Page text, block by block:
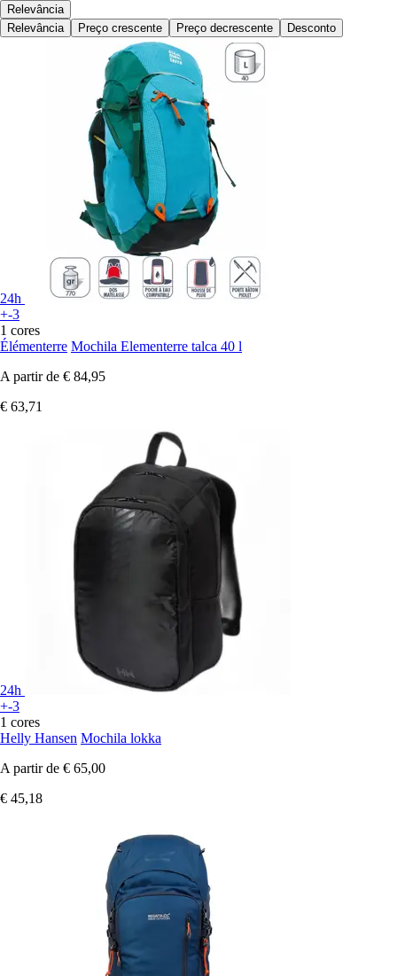
Relevância
Relevância
Preço crescente Preço decrescente Desconto
24h
+-3
1 cores
Élémenterre Mochila Elementerre talca 40 l
A partir de € 84,95
€ 63,71
24h
+-3
1 cores
Helly Hansen Mochila lokka
A partir de € 65,00
€ 45,18